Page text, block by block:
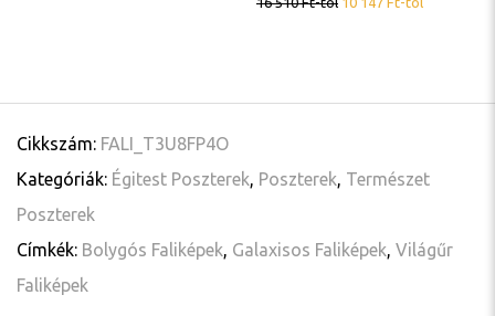
Cikkszám: FALI_T3U8FP4O
Kategóriák: Égitest Poszterek, Poszterek, Természet
Poszterek
Címkék: Bolygós Faliképek, Galaxisos Faliképek, Világűr
Faliképek